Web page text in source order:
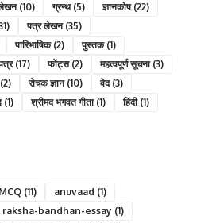
(10) ग्रन्थ(5) ज्ञानकोष(22)
पत्र लेखन(35)
पारिभाषिक(2) पुस्तक(1)
(17) फोंट्स(2) महत्वपूर्ण सूचना(3)
रोचक ज्ञान(10) वेद(3)
(1) श्रीमद भगवत गीता(1) हिंदी(1)
(11) anuvaad (1)
raksha-bandhan-essay (1)